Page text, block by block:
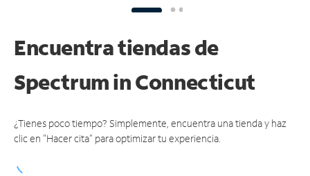
Encuentra tiendas de
Spectrumin Connecticut
¿Tienes poco tiempo? Simplemente, encuentra una tienda y haz
clic en "Hacer cita" para optimizar tu experiencia.